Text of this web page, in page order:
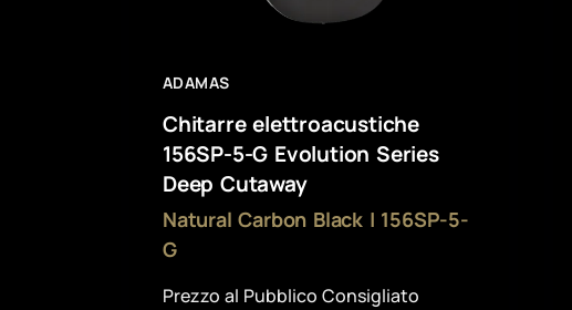
ADAMAS
Chitarre elettroacustiche
156SP-5-G Evolution Series
Deep Cutaway
Natural Carbon Black | 156SP-5-
G
Prezzo al Pubblico Consigliato